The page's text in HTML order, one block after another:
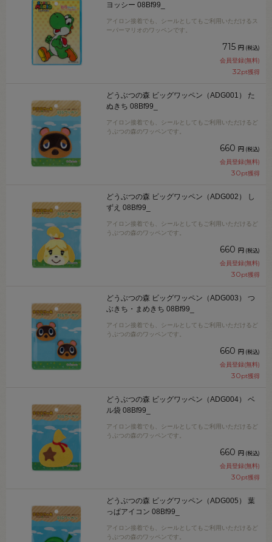
ヨッシー 08Bf99_
アイロン接着でも、シールとしてもご利用いただけるス
ーパーマリオのワッペンです。
715 円 (税込)
会員登録(無料)
32pt獲得
どうぶつの森 ビッグワッペン（ADG001） た
ぬきち 08Bf99_
アイロン接着でも、シールとしてもご利用いただけるど
うぶつの森のワッペンです。
660 円 (税込)
会員登録(無料)
30pt獲得
どうぶつの森 ビッグワッペン（ADG002） し
ずえ 08Bf99_
アイロン接着でも、シールとしてもご利用いただけるど
うぶつの森のワッペンです。
660 円 (税込)
会員登録(無料)
30pt獲得
どうぶつの森 ビッグワッペン（ADG003） つ
ぶきち・まめきち 08Bf99_
アイロン接着でも、シールとしてもご利用いただけるど
うぶつの森のワッペンです。
660 円 (税込)
会員登録(無料)
30pt獲得
どうぶつの森 ビッグワッペン（ADG004） ベ
ル袋 08Bf99_
アイロン接着でも、シールとしてもご利用いただけるど
うぶつの森のワッペンです。
660 円 (税込)
会員登録(無料)
30pt獲得
どうぶつの森 ビッグワッペン（ADG005） 葉
っぱアイコン 08Bf99_
アイロン接着でも、シールとしてもご利用いただけるど
うぶつの森のワッペンです。